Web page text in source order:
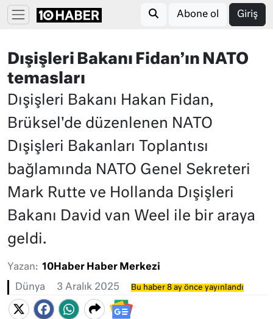
Abone ol Giriş
Dışişleri Bakanı Fidan’ın NATO
temasları
Dışişleri Bakanı Hakan Fidan,
Brüksel'de düzenlenen NATO
Dışişleri Bakanları Toplantısı
bağlamında NATO Genel Sekreteri
Mark Rutte ve Hollanda Dışişleri
Bakanı David van Weel ile bir araya
geldi.
Yazan: 10Haber Haber Merkezi
Dünya 3 Aralık 2025 Bu haber 8 ay önce yayınlandı